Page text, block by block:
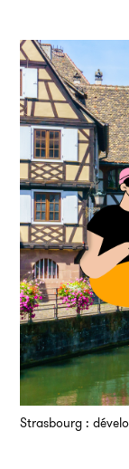
Strasbourg :